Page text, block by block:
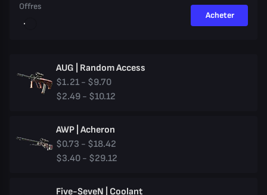
Offres
Acheter
AUG | Random Access
$1.21 - $9.70
$2.49 - $10.12
AWP | Acheron
$0.73 - $18.42
$3.40 - $29.12
Five-SeveN | Coolant